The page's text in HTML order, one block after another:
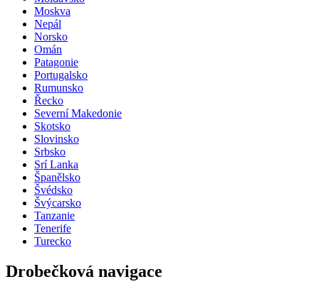
Moskva
Nepál
Norsko
Omán
Patagonie
Portugalsko
Rumunsko
Řecko
Severní Makedonie
Skotsko
Slovinsko
Srbsko
Srí Lanka
Španělsko
Švédsko
Švýcarsko
Tanzanie
Tenerife
Turecko
Drobečková navigace